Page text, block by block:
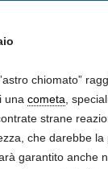
chiomato”
una cometa ,
strane
che darebbe
garantito anche